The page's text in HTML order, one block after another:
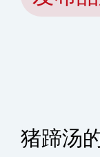
猪蹄汤